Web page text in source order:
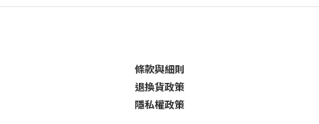
條款與細則
退換貨政策
隱私權政策